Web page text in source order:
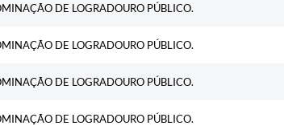
DE LOGRADOURO PÚBLICO.
DE LOGRADOURO PÚBLICO.
DE LOGRADOURO PÚBLICO.
DE LOGRADOURO PÚBLICO.